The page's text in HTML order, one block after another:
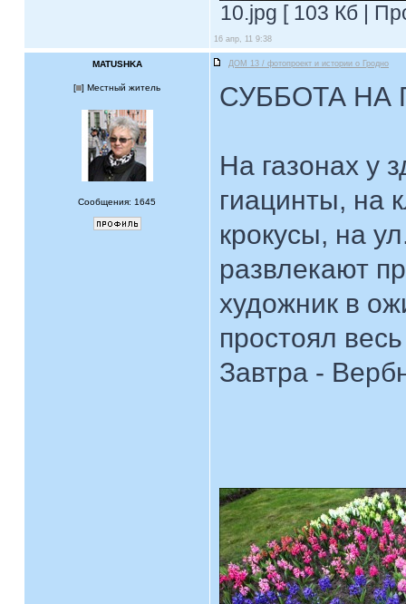
10.jpg [ 103 Кб |
16 апр, 11 9:38
MATUSHKA ДОМ 13 / фотопроект и истории о Гродно
[ ] Местный житель
Сообщения: 1645
СУББОТА НА
На газонах у
гиацинты, на
крокусы, на
развлекают
художник в
простоял
Завтра -